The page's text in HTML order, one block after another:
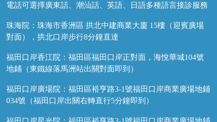
電話可選擇廣東話、潮汕話、英語、日語多種語言接診服務
珠海院：珠海市香洲區 拱北中建商業大廈 15樓（迎賓廣場
對面），拱北口岸步行8分鐘直達
福田口岸香江院：福田區福田口岸正對面，海悅華城104號
地鋪（東鐵線落馬洲站出關對面即到）
福田口岸廣場院：福田區裕亨路3-1號福田口岸商業廣場地鋪
034號（福田口岸出關右轉直行5分鐘即到）